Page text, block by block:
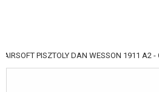
KATEGÓRIA
AIRSOFT PISZTOLY DAN WESSON 1911 A2